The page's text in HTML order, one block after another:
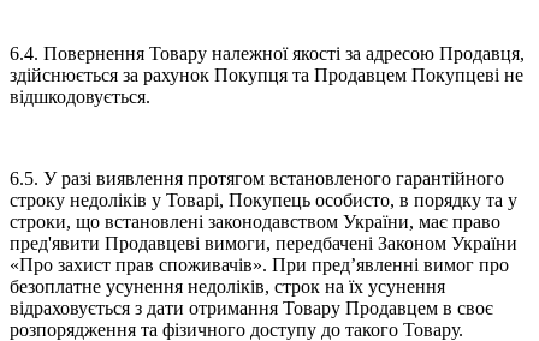
6.4. Повернення Товару належної якості за адресою Продавця,
здійснюється за рахунок Покупця та Продавцем Покупцеві не
відшкодовується.
6.5. У разі виявлення протягом встановленого гарантійного
строку недоліків у Товарі, Покупець особисто, в порядку та у
строки, що встановлені законодавством України, має право
пред'явити Продавцеві вимоги, передбачені Законом України
«Про захист прав споживачів». При пред’явленні вимог про
безоплатне усунення недоліків, строк на їх усунення
відраховується з дати отримання Товару Продавцем в своє
розпорядження та фізичного доступу до такого Товару.